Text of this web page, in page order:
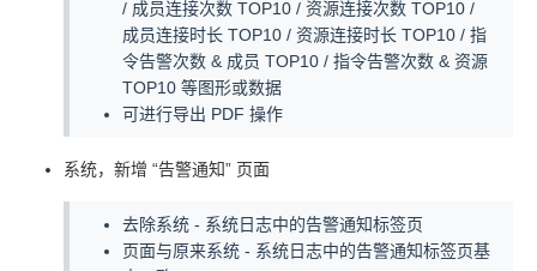
/ 成员连接次数 TOP10 / 资源连接次数 TOP10 /
成员连接时长 TOP10 / 资源连接时长 TOP10 / 指
令告警次数 & 成员 TOP10 / 指令告警次数 & 资源
TOP10 等图形或数据
可进行导出 PDF 操作
系统，新增 “告警通知” 页面
去除系统 - 系统日志中的告警通知标签页
页面与原来系统 - 系统日志中的告警通知标签页基